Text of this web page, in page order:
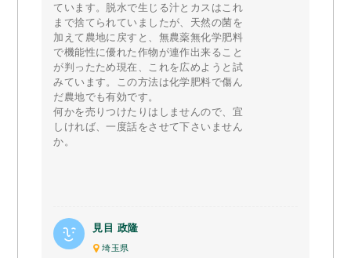
ています。脱水で生じる汁とカスはこれ
まで捨てられていましたが、天然の菌を
加えて農地に戻すと、無農薬無化学肥料
で機能性に優れた作物が連作出来ること
が判ったため現在、これを広めようと試
みています。この方法は化学肥料で傷ん
だ農地でも有効です。
何かを売りつけたりはしませんので、宜
しければ、一度話をさせて下さいません
か。
見目 政隆
埼玉県